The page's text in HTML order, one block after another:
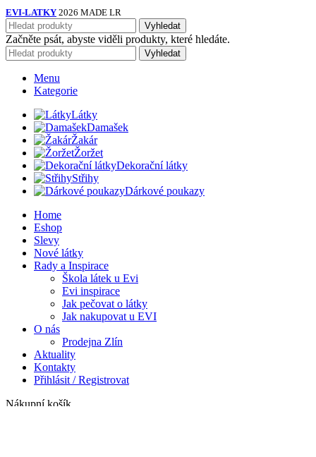
EVI-LATKY 2026 MADE LR
Vyhledat
Začněte psát, abyste viděli produkty, které hledáte.
Vyhledat
Menu
Kategorie
Látky
Damašek
Žakár
Žoržet
Dekorační látky
Střihy
Dárkové poukazy
Home
Eshop
Slevy
Nové látky
Rady a Inspirace
Škola látek u Evi
Evi inspirace
Jak pečovat o látky
Jak nakupovat u EVI
O nás
Prodejna Zlín
Aktuality
Kontakty
Přihlásit / Registrovat
Nákupní košík